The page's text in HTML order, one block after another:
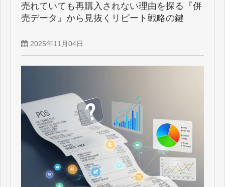
会社概要
売れていても再購入されない理由を探る『併
売データ』から見抜くリピート戦略の鍵
2025年11月04日